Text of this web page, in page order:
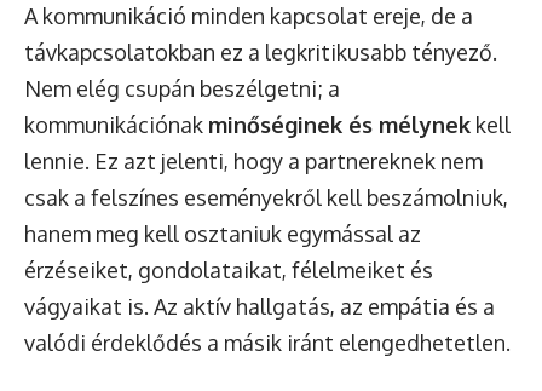
A kommunikáció minden kapcsolat ereje, de a
távkapcsolatokban ez a legkritikusabb tényező.
Nem elég csupán beszélgetni; a
kommunikációnak minőséginek és mélynek kell
lennie. Ez azt jelenti, hogy a partnereknek nem
csak a felszínes eseményekről kell beszámolniuk,
hanem meg kell osztaniuk egymással az
érzéseiket, gondolataikat, félelmeiket és
vágyaikat is. Az aktív hallgatás, az empátia és a
valódi érdeklődés a másik iránt elengedhetetlen.